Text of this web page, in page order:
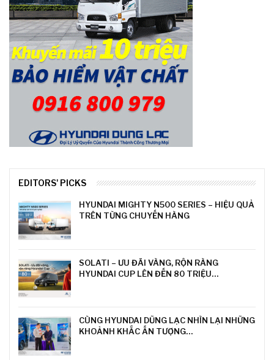
EDITORS' PICKS
HYUNDAI MIGHTY N500 SERIES – HIỆU QUẢ
TRÊN TỪNG CHUYẾN HÀNG
SOLATI – ƯU ĐÃI VÀNG, RỘN RÀNG
HYUNDAI CUP LÊN ĐẾN 80 TRIỆU…
CÙNG HYUNDAI DŨNG LẠC NHÌN LẠI NHỮNG
KHOẢNH KHẮC ẤN TƯỢNG…